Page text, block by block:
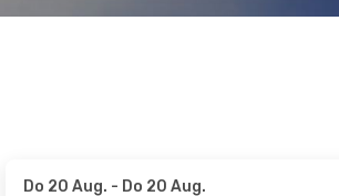
Do 20 Aug. - Do 20 Aug.